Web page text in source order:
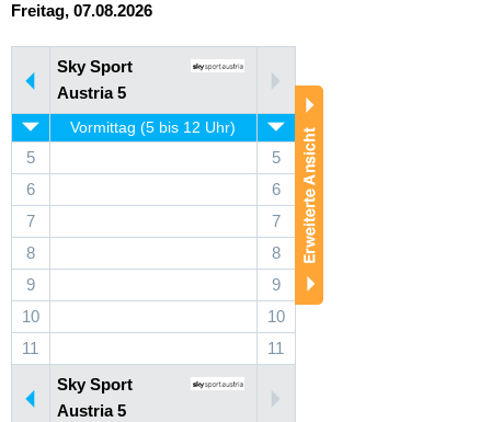
Freitag, 07.08.2026
Sky Sport
Austria 5
Vormittag (5 bis 12 Uhr)
5
5
6
6
7
7
8
8
9
9
10
10
11
11
Sky Sport
Austria 5